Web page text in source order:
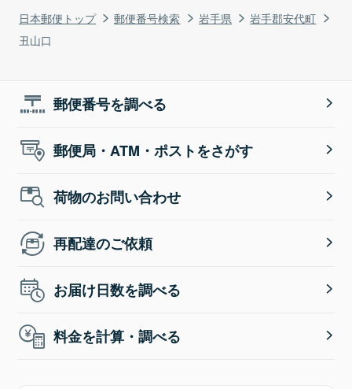
日本郵便トップ 郵便番号検索 岩手県
岩手郡安代町
丑山口
郵便番号を調べる
郵便局・ATM・ポストをさがす
荷物のお問い合わせ
再配達のご依頼
お届け日数を調べる
料金を計算・調べる